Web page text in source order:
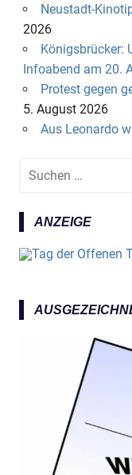
Neustadt-
2026
Königsbrücker:
Infoabend am 20.
Protest gegen
5. August 2026
Aus Leonardo
e
ANZEIGE